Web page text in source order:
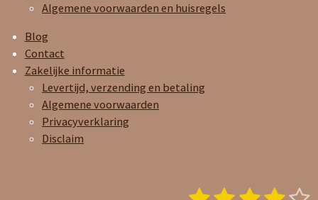
Algemene voorwaarden en huisregels
Blog
Contact
Zakelijke informatie
Levertijd, verzending en betaling
Algemene voorwaarden
Privacyverklaring
Disclaim